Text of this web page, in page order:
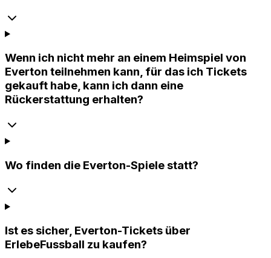
Wenn ich nicht mehr an einem Heimspiel von
Everton teilnehmen kann, für das ich Tickets
gekauft habe, kann ich dann eine
Rückerstattung erhalten?
Wo finden die Everton-Spiele statt?
Ist es sicher, Everton-Tickets über
ErlebeFussball zu kaufen?